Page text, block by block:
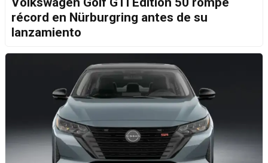
récord en Nürburgring antes de su
lanzamiento